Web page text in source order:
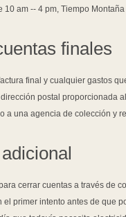
10 am -- 4 pm, Tiempo Montaña
finales
final y cualquier gastos
postal proporcionada
a una agencia de colección y
cerrar cuentas a través de
primer intento antes de que